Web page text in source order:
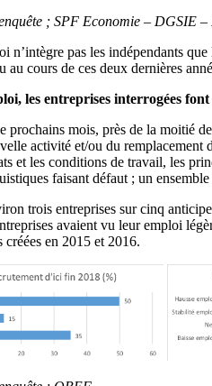
; SPF Economie – DGSIE
n’intègre pas les indépendants
au cours de ces deux dernières
les entreprises interrogées
prochains mois, près de la moitié
activité et/ou du remplacement
et les conditions de travail, les
faisant défaut ; un
trois entreprises sur cinq
avaient vu leur emploi
créées en 2015 et 2016.